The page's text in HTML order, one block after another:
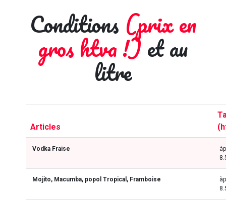
Conditions (prix en
gros htva !)et au
litre
Articles
Vodka Fraise
Mojito, Macumba, popol Tropical, Framboise